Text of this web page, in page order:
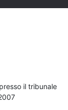
il tribunale